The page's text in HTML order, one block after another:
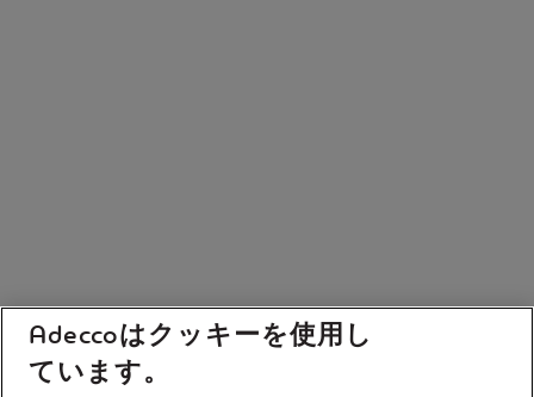
Adeccoはクッキーを使用し
ています。